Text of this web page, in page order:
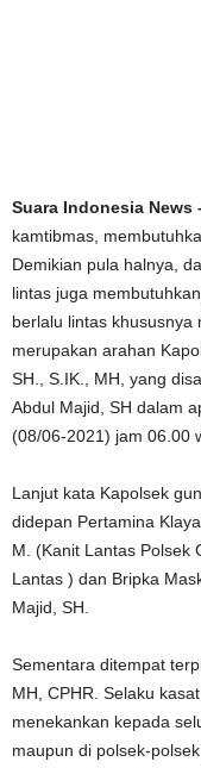
Suara Indonesia News
kamtibmas,
Demikian pula halnya,
lintas juga
berlalu lintas khususnya
merupakan arahan
SH., S.IK., MH, yang
Abdul Majid, SH dalam
(08/06-2021) jam 06.00
Lanjut kata Kapolsek
didepan Pertamina
M. (Kanit Lantas Polsek
Lantas ) dan Bripka
Majid, SH.
Sementara ditempat
MH, CPHR. Selaku
menekankan kepada
maupun di polsek-